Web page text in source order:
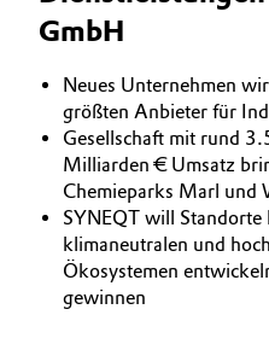
Automotive &
Battery
Building, Construction
Catalysts
Chemical Industry
BVB Partnerschaft
Geschichte
Struktur & Organisation
Vorstand
Aufsichtsrat
Struktur
GmbH
Neues Unternehmen
größten Anbieter für
Gesellschaft mit rund
Milliarden € Umsatz
Chemieparks Marl und
SYNEQT will Standorte
klimaneutralen und
Ökosystemen
gewinnen